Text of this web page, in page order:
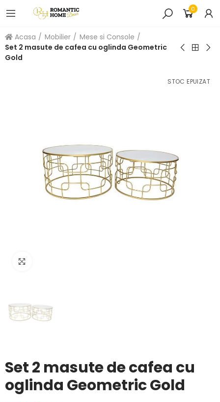
0
Acasa Mobilier
Mese si Console
Set 2 masute de cafea cu oglinda Geometric
Gold
STOC EPUIZAT
Set 2 masute de cafea cu
oglinda Geometric Gold